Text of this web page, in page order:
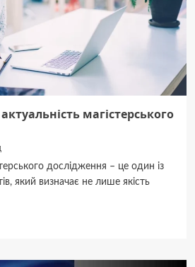
магістерського
дослідження – це один із
який визначає не лише якість